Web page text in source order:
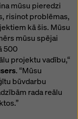
mūsu pieredzi
risinot problēmas,
kā šis. Mūsu
mūsu spējai
500
projektu vadību,“
. “Mūsu
būvdarbu
rada reālu